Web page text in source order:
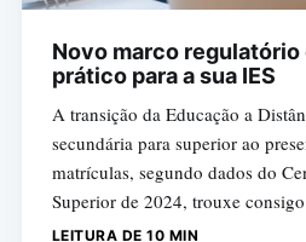
Novo marco regulatório
prático para a sua IES
A transição da Educação a
secundária para superior ao
matrículas, segundo dados do
Superior de 2024, trouxe
LEITURA DE 10 MIN